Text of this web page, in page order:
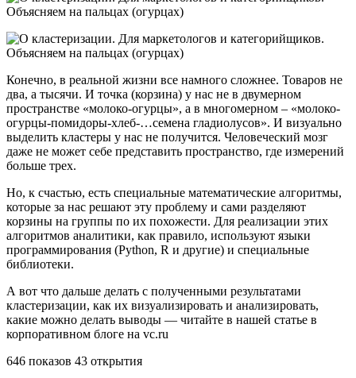
Конечно, в реальной жизни все намного сложнее. Товаров не
два, а тысячи. И точка (корзина) у нас не в двумерном
пространстве «молоко-огурцы», а в многомерном – «молоко-
огурцы-помидоры-хлеб-…семена гладиолусов». И визуально
выделить кластеры у нас не получится. Человеческий мозг
даже не может себе представить пространство, где измерений
больше трех.
Но, к счастью, есть специальные математические алгоритмы,
которые за нас решают эту проблему и сами разделяют
корзины на группы по их похожести. Для реализации этих
алгоритмов аналитики, как правило, используют языки
программирования (Python, R и другие) и специальные
библиотеки.
А вот что дальше делать с полученными результатами
кластеризации, как их визуализировать и анализировать,
какие можно делать выводы — читайте в нашей статье в
корпоративном блоге на vc.ru
646 показов 43 открытия